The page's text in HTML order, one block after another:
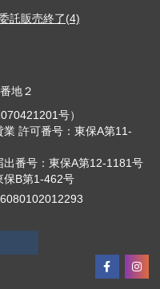
託販売終了(4)
地２
号）
許可番号：東保A第11-
番号：東保A第12-1181号
B第1-462号